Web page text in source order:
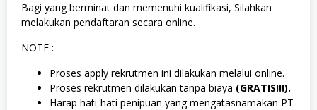
Bagi yang berminat dan memenuhi kualifikasi, Silahkan
melakukan pendaftaran secara online.
NOTE :
Proses apply rekrutmen ini dilakukan melalui online.
Proses rekrutmen dilakukan tanpa biaya (GRATIS!!!).
Harap hati-hati penipuan yang mengatasnamakan PT